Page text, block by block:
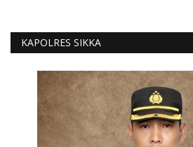
KAPOLRES SIKKA